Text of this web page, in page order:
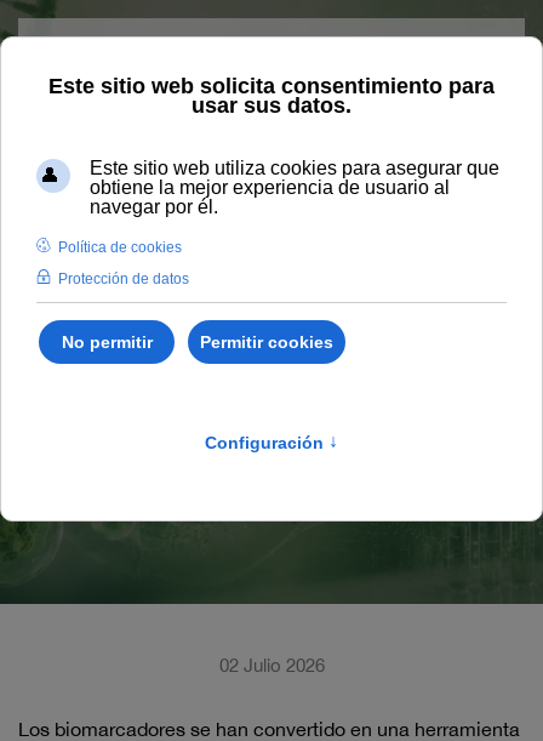
Home Vida universitaria
biomarcadores y para qué sirven en biomedicina
biomarcadores y para qué
02 Julio 2026
Los biomarcadores se han convertido en una herramienta